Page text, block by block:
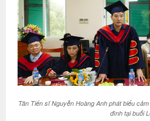
Tân Tiến sĩ Nguyễn Hoàng Anh phát biểu
đình tại buổi